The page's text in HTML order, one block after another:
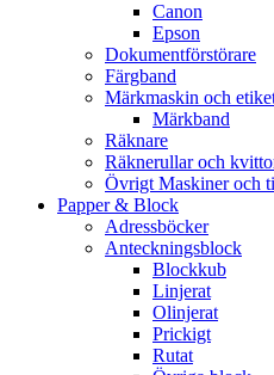
Canon
Epson
Dokumentförstörare
Färgband
Märkmaskin och
Märkband
Räknare
Räknerullar och
Övrigt Maskiner och
Papper & Block
Adressböcker
Anteckningsblock
Blockkub
Linjerat
Olinjerat
Prickigt
Rutat